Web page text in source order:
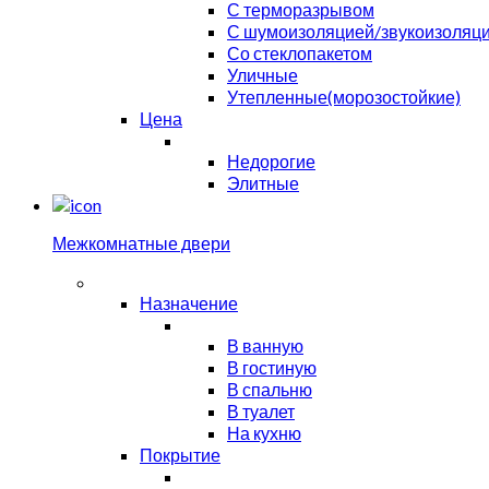
С терморазрывом
С шумоизоляцией/
Со стеклопакетом
Уличные
Утепленные(морозостойкие)
Цена
Недорогие
Элитные
Межкомнатные двери
Назначение
В ванную
В гостиную
В спальню
В туалет
На кухню
Покрытие